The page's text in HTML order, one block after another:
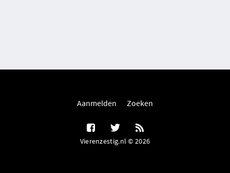
Aanmelden Zoeken
Vierenzestig.nl © 2026